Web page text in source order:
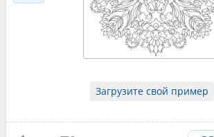
Загрузите свой пример